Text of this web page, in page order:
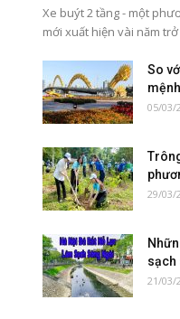
Xe buýt 2 tầng - một
mới xuất hiện vài năm
So
05/03/
29/03/
sạch
21/03/